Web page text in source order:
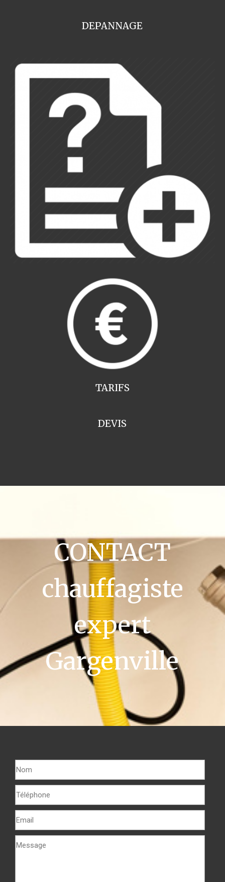
DEPANNAGE
TARIFS
DEVIS
CONTACT
chauffagiste
expert
Gargenville